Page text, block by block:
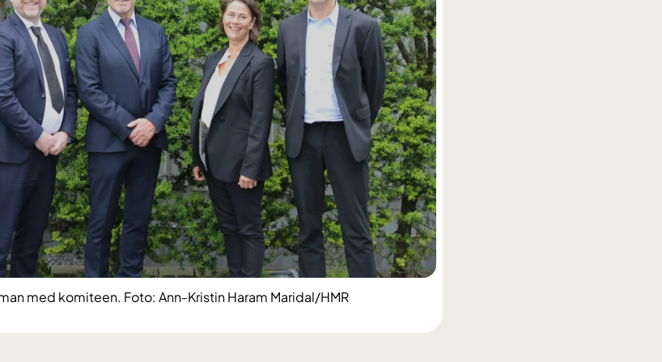
med komiteen. Foto: Ann-Kristin Haram Maridal/HMR